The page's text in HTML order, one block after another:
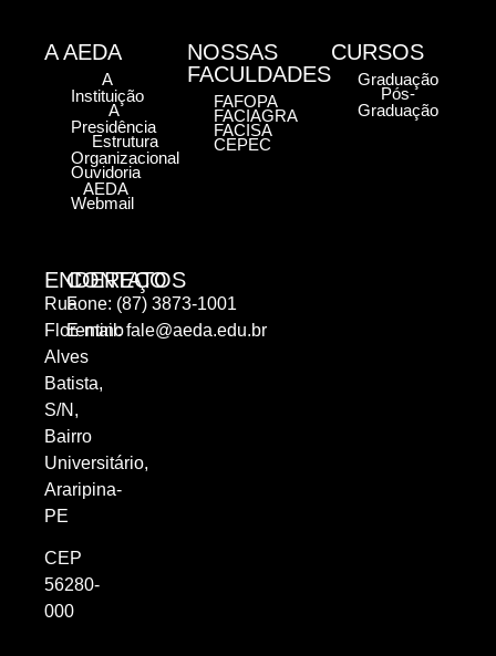
ENDEREÇO
Rua
Florentino
Alves
Batista,
S/N,
Bairro
Universitário,
Araripina-
PE
CEP
56280-
000
CONTATOS
Fone: (87) 3873-1001
E-mail:fale@aeda.edu.br
A AEDA
A
Instituição
A
Presidência
Estrutura
Organizacional
Ouvidoria
AEDA
Webmail
NOSSAS
FACULDADES
FAFOPA
FACIAGRA
FACISA
CEPEC
CURSOS
Graduação
Pós-
Graduação